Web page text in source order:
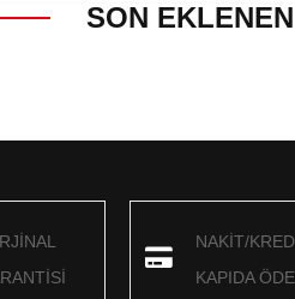
SON
NAKİT/
KAPIDA